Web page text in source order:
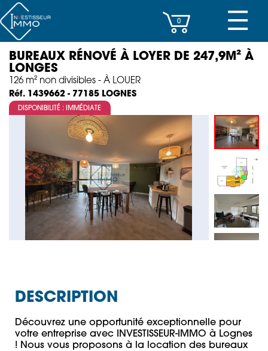
CENTRES D’AFFAIRES
IMMEUBLES DE RAPPORT
PROPERTY MANAGEMENT
PROGRAMMES NEUFS
INVESTISSEMENT
SOCIÉTÉ
ACTUALITÉS
☰
0
BUREAUX RÉNOVÉ À LOYER DE 247,9M² À
LONGES
126 m² non divisibles - À LOUER
Réf. 1439662 - 77185 LOGNES
DISPONIBILITÉ : IMMÉDIATE
DESCRIPTION
Découvrez une opportunité exceptionnelle pour
votre entreprise avec INVESTISSEUR-IMMO à Lognes
! Nous vous proposons à la location des bureaux